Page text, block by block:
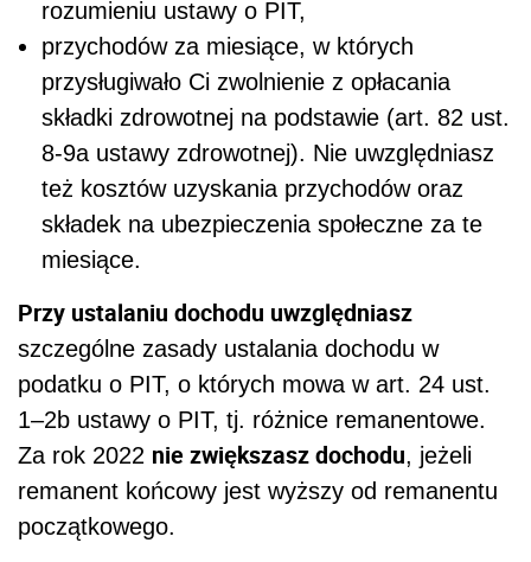
rozumieniu ustawy o PIT,
przychodów za miesiące, w których
przysługiwało Ci zwolnienie z opłacania
składki zdrowotnej na podstawie (art. 82 ust.
8-9a ustawy zdrowotnej). Nie uwzględniasz
też kosztów uzyskania przychodów oraz
składek na ubezpieczenia społeczne za te
miesiące.
Przy ustalaniu dochodu uwzględniasz
szczególne zasady ustalania dochodu w
podatku o PIT, o których mowa w art. 24 ust.
1–2b ustawy o PIT, tj. różnice remanentowe.
Za rok 2022 nie zwiększasz dochodu, jeżeli
remanent końcowy jest wyższy od remanentu
początkowego.